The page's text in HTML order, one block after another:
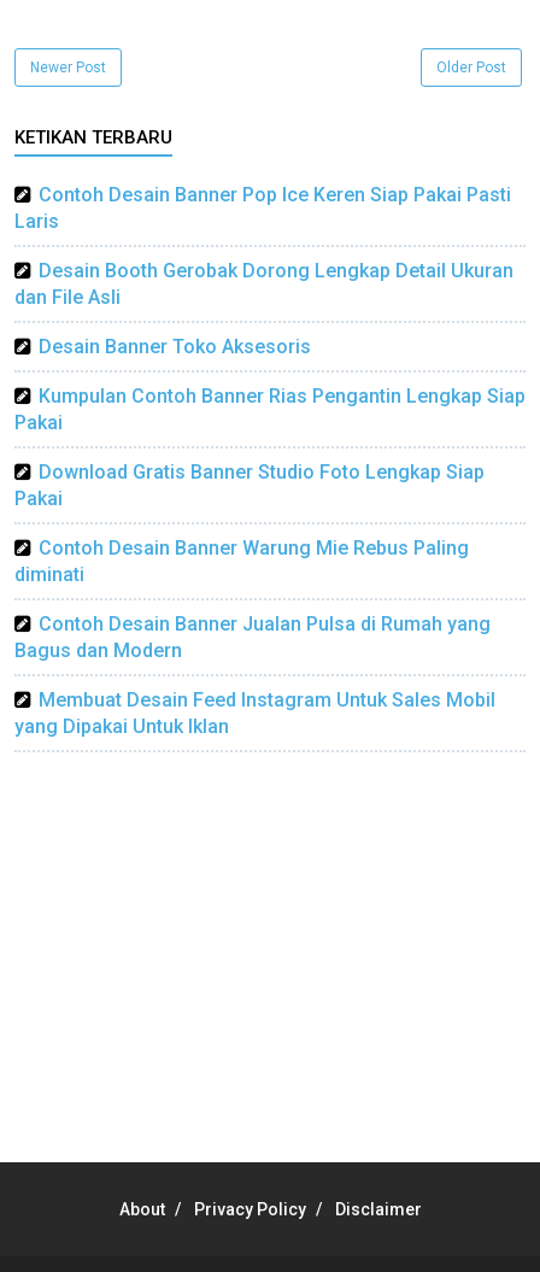
Newer Post Older Post
KETIKAN TERBARU
Contoh Desain Banner Pop Ice Keren Siap Pakai Pasti
Laris
Desain Booth Gerobak Dorong Lengkap Detail Ukuran
dan File Asli
Desain Banner Toko Aksesoris
Kumpulan Contoh Banner Rias Pengantin Lengkap Siap
Pakai
Download Gratis Banner Studio Foto Lengkap Siap
Pakai
Contoh Desain Banner Warung Mie Rebus Paling
diminati
Contoh Desain Banner Jualan Pulsa di Rumah yang
Bagus dan Modern
Membuat Desain Feed Instagram Untuk Sales Mobil
yang Dipakai Untuk Iklan
About Privacy Policy Disclaimer